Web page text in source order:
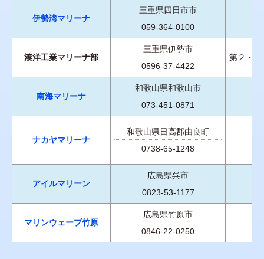
伊勢湾マリーナ
三重県四日市市
059-364-0100
湊洋工業マリーナ部
三重県伊勢市
0596-37-4422
第２・
南海マリーナ
和歌山県和歌山市
073-451-0871
ナカヤマリーナ
和歌山県日高郡由良町
0738-65-1248
アイルマリーン
広島県呉市
0823-53-1177
マリンウェーブ竹原
広島県竹原市
0846-22-0250